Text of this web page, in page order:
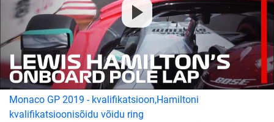
Monaco GP 2019 - kvalifikatsioon,Hamiltoni
kvalifikatsioonisõidu võidu ring